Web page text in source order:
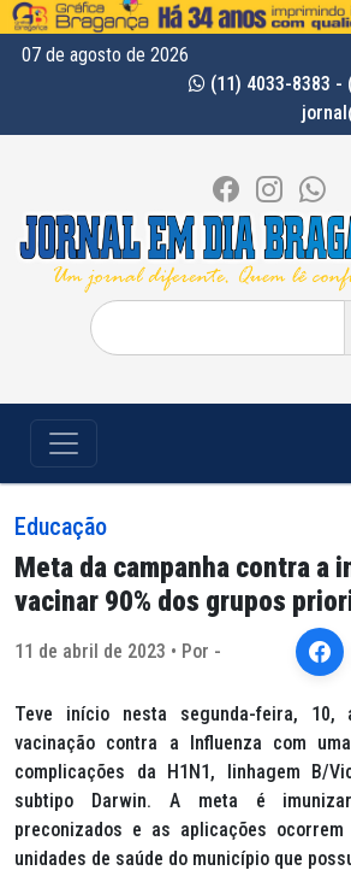
07 de agosto de 2026
(11) 4033-8383 -
Pesquisar
por:
Educação
Meta da campanha contra a
vacinar 90% dos grupos
11 de abril de 2023 • Por -
Teve início nesta segunda-feira, 10,
vacinação contra a Influenza com
complicações da H1N1, linhagem B/
subtipo Darwin. A meta é
preconizados e as aplicações
unidades de saúde do município que